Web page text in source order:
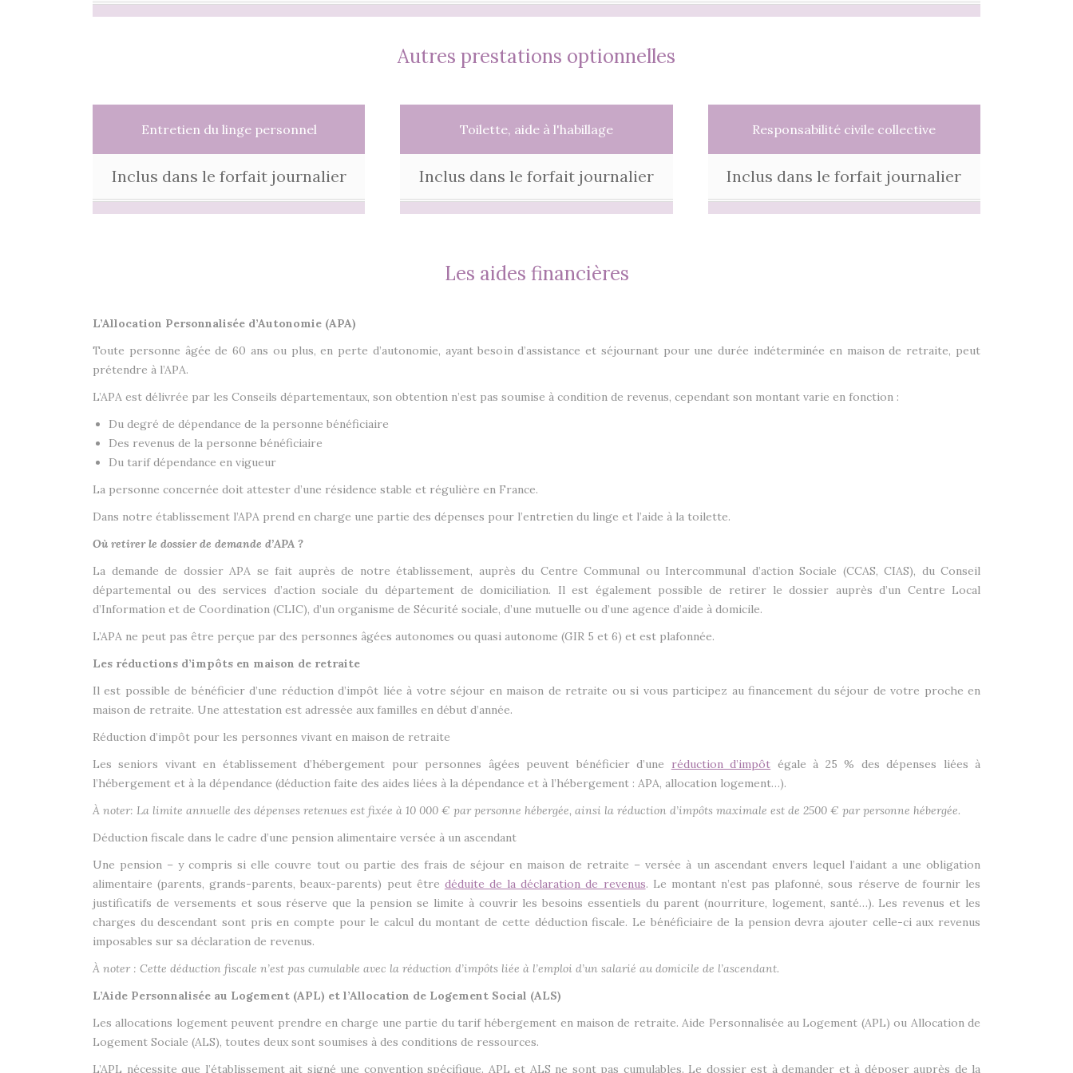
Autres prestations optionnelles
Entretien du linge personnel
Inclus dans le forfait journalier
Toilette, aide à l'habillage
Inclus dans le forfait journalier
Responsabilité civile collective
Inclus dans le forfait journalier
Les aides financières
L’Allocation Personnalisée d’Autonomie (APA)
Toute personne âgée de 60 ans ou plus, en perte d’autonomie, ayant besoin d’assistance et séjournant pour une durée indéterminée en maison de retraite, peut
prétendre à l’APA.
L’APA est délivrée par les Conseils départementaux, son obtention n’est pas soumise à condition de revenus, cependant son montant varie en fonction :
Du degré de dépendance de la personne bénéficiaire
Des revenus de la personne bénéficiaire
Du tarif dépendance en vigueur
La personne concernée doit attester d’une résidence stable et régulière en France.
Dans notre établissement l’APA prend en charge une partie des dépenses pour l’entretien du linge et l’aide à la toilette.
Où retirer le dossier de demande d’APA ?
La demande de dossier APA se fait auprès de notre établissement, auprès du Centre Communal ou Intercommunal d’action Sociale (CCAS, CIAS), du Conseil
départemental ou des services d’action sociale du département de domiciliation. Il est également possible de retirer le dossier auprès d’un Centre Local
d’Information et de Coordination (CLIC), d’un organisme de Sécurité sociale, d’une mutuelle ou d’une agence d’aide à domicile.
L’APA ne peut pas être perçue par des personnes âgées autonomes ou quasi autonome (GIR 5 et 6) et est plafonnée.
Les réductions d’impôts en maison de retraite
Il est possible de bénéficier d’une réduction d’impôt liée à votre séjour en maison de retraite ou si vous participez au financement du séjour de votre proche en
maison de retraite. Une attestation est adressée aux familles en début d’année.
Réduction d’impôt pour les personnes vivant en maison de retraite
Les seniors vivant en établissement d’hébergement pour personnes âgées peuvent bénéficier d’une réduction d’impôt égale à 25 % des dépenses liées à
l’hébergement et à la dépendance (déduction faite des aides liées à la dépendance et à l’hébergement : APA, allocation logement…).
À noter: La limite annuelle des dépenses retenues est fixée à 10 000 € par personne hébergée, ainsi la réduction d’impôts maximale est de 2500 € par personne hébergée.
Déduction fiscale dans le cadre d’une pension alimentaire versée à un ascendant
Une pension – y compris si elle couvre tout ou partie des frais de séjour en maison de retraite – versée à un ascendant envers lequel l’aidant a une obligation
alimentaire (parents, grands-parents, beaux-parents) peut être déduite de la déclaration de revenus. Le montant n’est pas plafonné, sous réserve de fournir les
justificatifs de versements et sous réserve que la pension se limite à couvrir les besoins essentiels du parent (nourriture, logement, santé…). Les revenus et les
charges du descendant sont pris en compte pour le calcul du montant de cette déduction fiscale. Le bénéficiaire de la pension devra ajouter celle-ci aux revenus
imposables sur sa déclaration de revenus.
À noter : Cette déduction fiscale n’est pas cumulable avec la réduction d’impôts liée à l’emploi d’un salarié au domicile de l’ascendant.
L’Aide Personnalisée au Logement (APL) et l’Allocation de Logement Social (ALS)
Les allocations logement peuvent prendre en charge une partie du tarif hébergement en maison de retraite. Aide Personnalisée au Logement (APL) ou Allocation de
Logement Sociale (ALS), toutes deux sont soumises à des conditions de ressources.
L’APL nécessite que l’établissement ait signé une convention spécifique. APL et ALS ne sont pas cumulables. Le dossier est à demander et à déposer auprès de la